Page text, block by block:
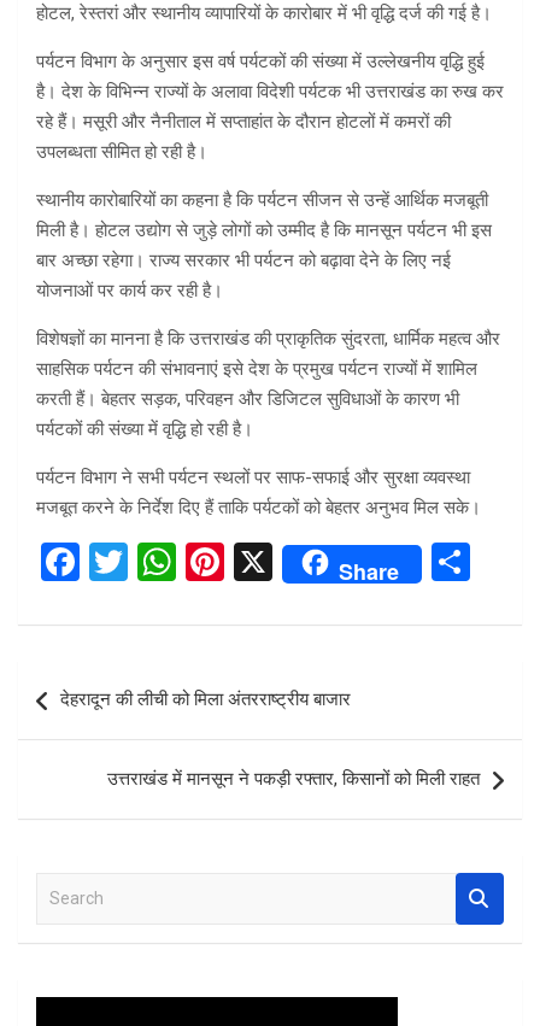
होटल, रेस्तरां और स्थानीय व्यापारियों के कारोबार में भी वृद्धि दर्ज की गई है।
पर्यटन विभाग के अनुसार इस वर्ष पर्यटकों की संख्या में उल्लेखनीय वृद्धि हुई
है। देश के विभिन्न राज्यों के अलावा विदेशी पर्यटक भी उत्तराखंड का रुख कर
रहे हैं। मसूरी और नैनीताल में सप्ताहांत के दौरान होटलों में कमरों की
उपलब्धता सीमित हो रही है।
स्थानीय कारोबारियों का कहना है कि पर्यटन सीजन से उन्हें आर्थिक मजबूती
मिली है। होटल उद्योग से जुड़े लोगों को उम्मीद है कि मानसून पर्यटन भी इस
बार अच्छा रहेगा। राज्य सरकार भी पर्यटन को बढ़ावा देने के लिए नई
योजनाओं पर कार्य कर रही है।
विशेषज्ञों का मानना है कि उत्तराखंड की प्राकृतिक सुंदरता, धार्मिक महत्व और
साहसिक पर्यटन की संभावनाएं इसे देश के प्रमुख पर्यटन राज्यों में शामिल
करती हैं। बेहतर सड़क, परिवहन और डिजिटल सुविधाओं के कारण भी
पर्यटकों की संख्या में वृद्धि हो रही है।
पर्यटन विभाग ने सभी पर्यटन स्थलों पर साफ-सफाई और सुरक्षा व्यवस्था
मजबूत करने के निर्देश दिए हैं ताकि पर्यटकों को बेहतर अनुभव मिल सके।
F
ce
o
o
T
tt
W
at
s
A
p
p
Pi
er
t
X Share
ar
navigation
देहरादून की लीची को मिला अंतरराष्ट्रीय बाजार
उत्तराखंड में मानसून ने पकड़ी रफ्तार, किसानों को मिली राहत
a